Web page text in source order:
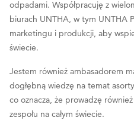
odpadami. Współpracuję z
biurach UNTHA, w tym UNTHA
marketingu i produkcji, aby
świecie.
Jestem również ambasadorem
dogłębną wiedzę na temat
co oznacza, że prowadzę
zespołu na całym świecie.